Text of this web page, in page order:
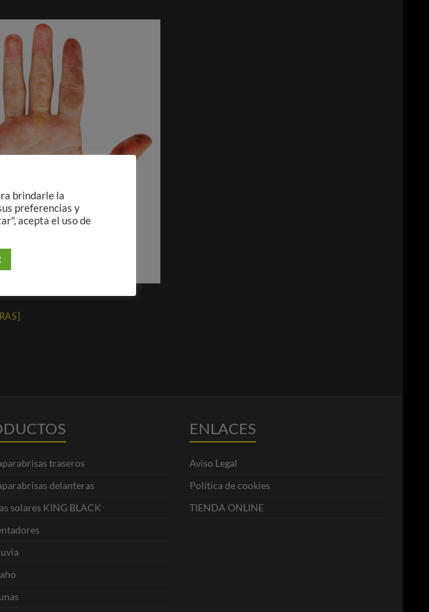
traseros
delanteras
solares KING BLACK
ENLACES
Aviso Legal
Política de cookies
TIENDA ONLINE
brindarle la
preferencias y
acepta el uso de